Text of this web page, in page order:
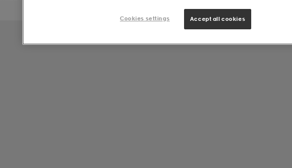
Cookies settings Accept all cookies